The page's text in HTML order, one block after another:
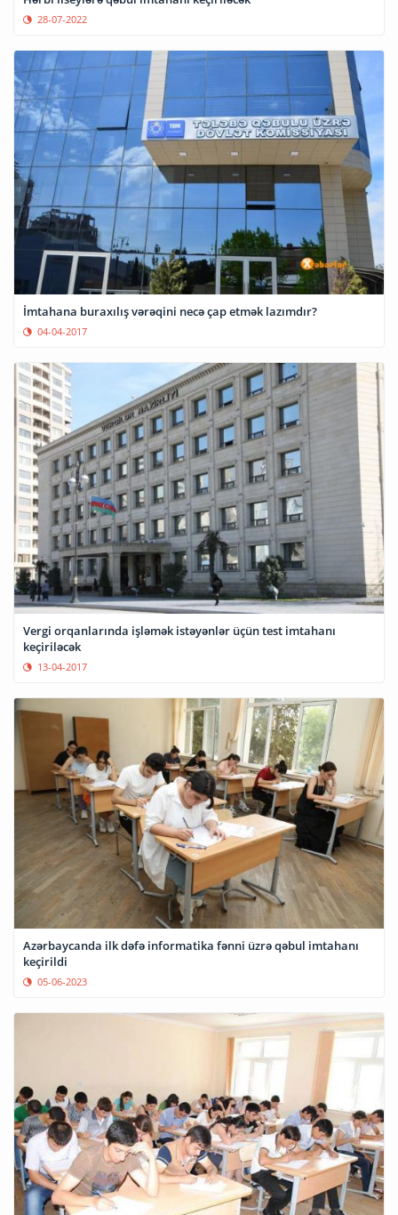
28-07-2022
İmtahana buraxılış vərəqini necə çap etmək lazımdır?
04-04-2017
Vergi orqanlarında işləmək istəyənlər üçün tеst imtаhаnı
keçiriləcək
13-04-2017
Azərbaycanda ilk dəfə informatika fənni üzrə qəbul imtahanı
keçirildi
05-06-2023